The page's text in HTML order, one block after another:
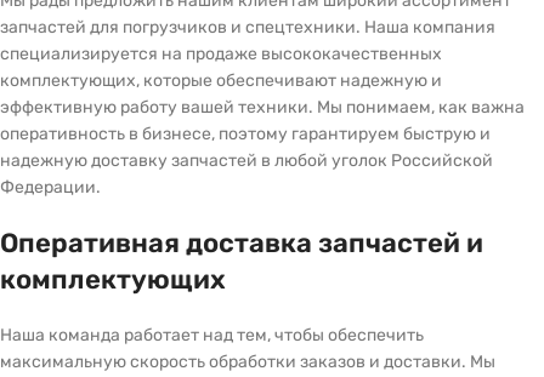
запчастей для погрузчиков и спецтехники. Наша компания
специализируется на продаже высококачественных
комплектующих, которые обеспечивают надежную и
эффективную работу вашей техники. Мы понимаем, как важна
оперативность в бизнесе, поэтому гарантируем быструю и
надежную доставку запчастей в любой уголок Российской
Федерации.
Оперативная доставка запчастей и
комплектующих
Наша команда работает над тем, чтобы обеспечить
максимальную скорость обработки заказов и доставки. Мы